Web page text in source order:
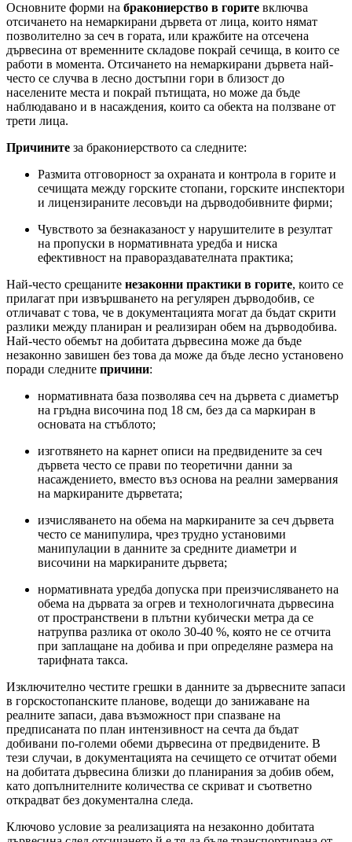
Основните форми на бракониерство в горите включва
отсичането на немаркирани дървета от лица, които нямат
позволително за сеч в гората, или кражбите на отсечена
дървесина от временните складове покрай сечища, в които се
работи в момента. Отсичането на немаркирани дървета най-
често се случва в лесно достъпни гори в близост до
населените места и покрай пътищата, но може да бъде
наблюдавано и в насаждения, които са обекта на ползване от
трети лица.
Причините за бракониерството са следните:
Размита отговорност за охраната и контрола в горите и
сечищата между горските стопани, горските инспектори
и лицензираните лесовъди на дърводобивните фирми;
Чувството за безнаказаност у нарушителите в резултат
на пропуски в нормативната уредба и ниска
ефективност на правораздавателната практика;
Най-често срещаните незаконни практики в горите, които се
прилагат при извършването на регулярен дърводобив, се
отличават с това, че в документацията могат да бъдат скрити
разлики между планиран и реализиран обем на дърводобива.
Най-често обемът на добитата дървесина може да бъде
незаконно завишен без това да може да бъде лесно установено
поради следните причини:
нормативната база позволява сеч на дървета с диаметър
на гръдна височина под 18 см, без да са маркиран в
основата на стъблото;
изготвянето на карнет описи на предвидените за сеч
дървета често се прави по теоретични данни за
насаждението, вместо въз основа на реални замервания
на маркираните дърветата;
изчисляването на обема на маркираните за сеч дървета
често се манипулира, чрез трудно установими
манипулации в данните за средните диаметри и
височини на маркираните дървета;
нормативната уредба допуска при преизчисляването на
обема на дървата за огрев и технологичната дървесина
от пространствени в плътни кубически метра да се
натрупва разлика от около 30-40 %, която не се отчита
при заплащане на добива и при определяне размера на
тарифната такса.
Изключително честите грешки в данните за дървесните запаси
в горскостопанските планове, водещи до занижаване на
реалните запаси, дава възможност при спазване на
предписаната по план интензивност на сечта да бъдат
добивани по-големи обеми дървесина от предвидените. В
тези случаи, в документацията на сечището се отчитат обеми
на добитата дървесина близки до планирания за добив обем,
като допълнителните количества се скриват и съответно
открадват без документална следа.
Ключово условие за реализацията на незаконно добитата